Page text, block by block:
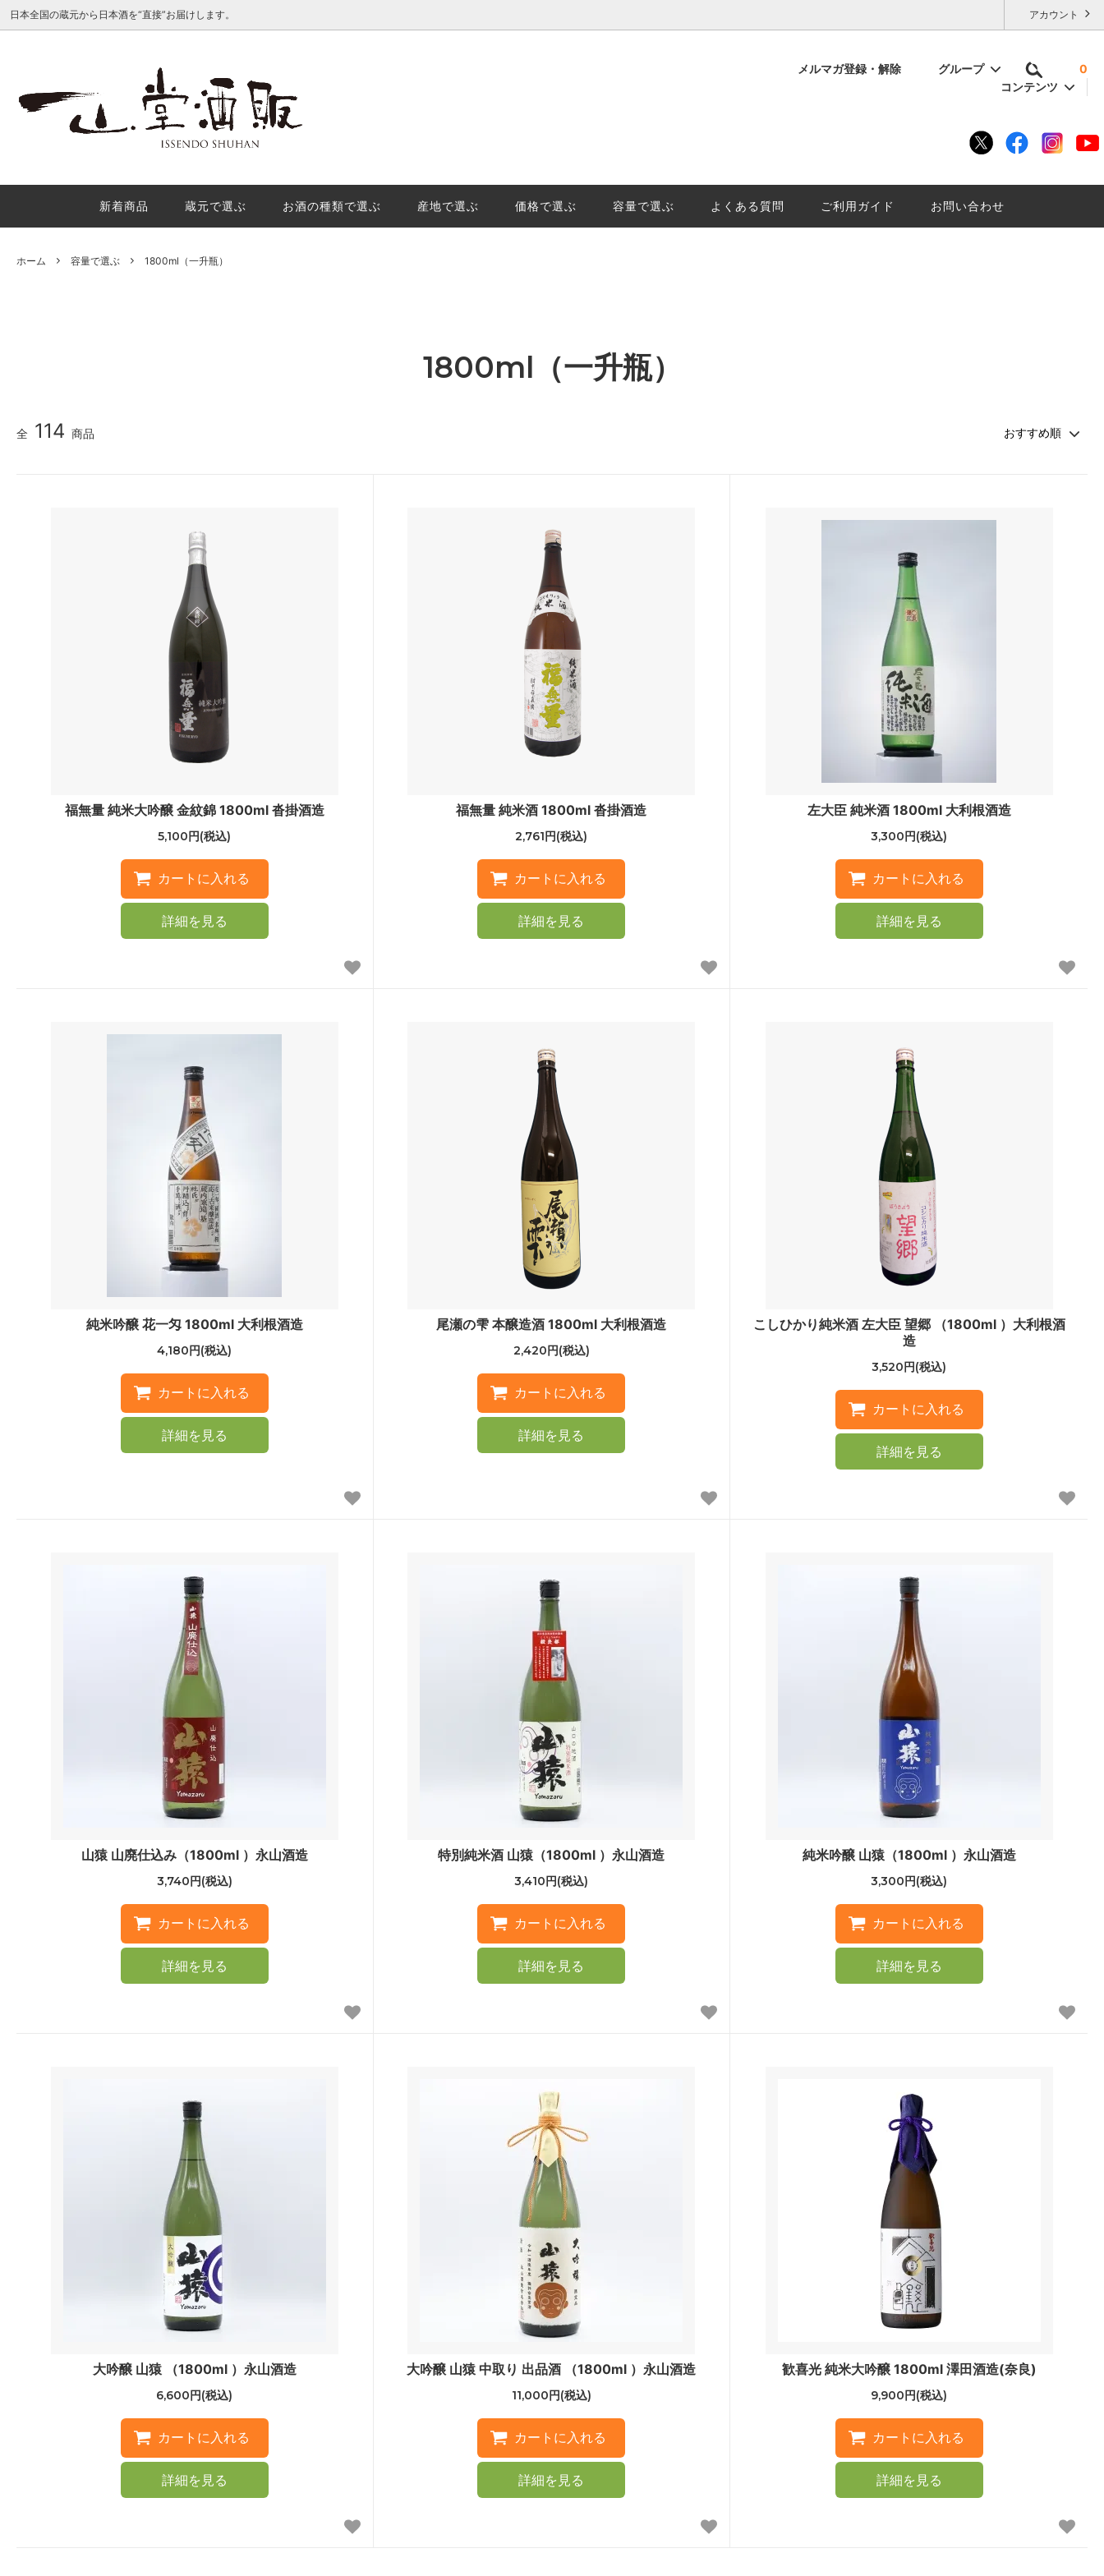
アカウント
日本全国の蔵元から日本酒を“直接”お届けします。
0
メルマガ登録・解除 グループ
種類別で選ぶ
コンテンツ
日本酒地理的表示（GI日本酒）を徹底解
残暑厳しい夏に「にごり酒は」はいかが
秋の味覚におすすめの秋酒３選
年末年始の受注及び発送についてのご案
内
新着商品 蔵元で選ぶ お酒の種類で選ぶ 産地で選ぶ 価格で選ぶ 容量で選ぶ よくある質問 ご利用ガイド お問い合わせ
ホーム 容量で選ぶ 1800ml（一升瓶）
1800ml（一升瓶）
全 114 商品
福無量 純米大吟醸 金紋錦 1800ml 沓掛酒造
5,100円(税込)
詳細を見る
福無量 純米酒 1800ml 沓掛酒造
2,761円(税込)
詳細を見る
左大臣 純米酒 1800ml 大利根酒造
3,300円(税込)
詳細を見る
純米吟醸 花一匁 1800ml 大利根酒造
4,180円(税込)
詳細を見る
尾瀬の雫 本醸造酒 1800ml 大利根酒造
2,420円(税込)
詳細を見る
こしひかり純米酒 左大臣 望郷 （1800ml ）大利根酒
造
3,520円(税込)
詳細を見る
山猿 山廃仕込み（1800ml ）永山酒造
3,740円(税込)
詳細を見る
特別純米酒 山猿（1800ml ）永山酒造
3,410円(税込)
詳細を見る
純米吟醸 山猿（1800ml ）永山酒造
3,300円(税込)
詳細を見る
大吟醸 山猿 （1800ml ）永山酒造
6,600円(税込)
詳細を見る
大吟醸 山猿 中取り 出品酒 （1800ml ）永山酒造
11,000円(税込)
詳細を見る
歓喜光 純米大吟醸 1800ml 澤田酒造(奈良)
9,900円(税込)
詳細を見る